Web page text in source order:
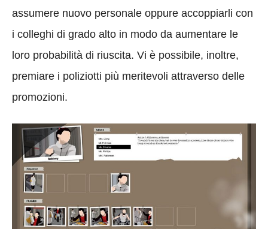
assumere nuovo personale oppure accoppiarli con
i colleghi di grado alto in modo da aumentare le
loro probabilità di riuscita. Vi è possibile, inoltre,
premiare i poliziotti più meritevoli attraverso delle
promozioni.